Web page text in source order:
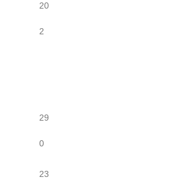
20
2
29
0
23